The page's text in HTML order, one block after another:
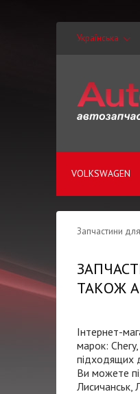
Українська
VOLKSWAGEN
Запчастини
ТАКОЖ
Інтернет-
марок:
підходящих
Ви можете
Лисичанськ,